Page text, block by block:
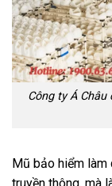
Công ty Á
Mũ bảo hiểm làm